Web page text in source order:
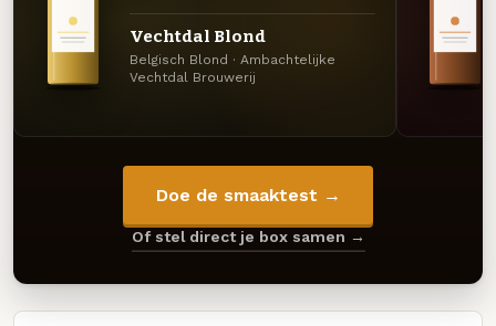
Vechtdal Blond
Belgisch Blond · Ambachtelijke
Vechtdal Brouwerij
Doe de smaaktest →
Of stel direct je box samen →